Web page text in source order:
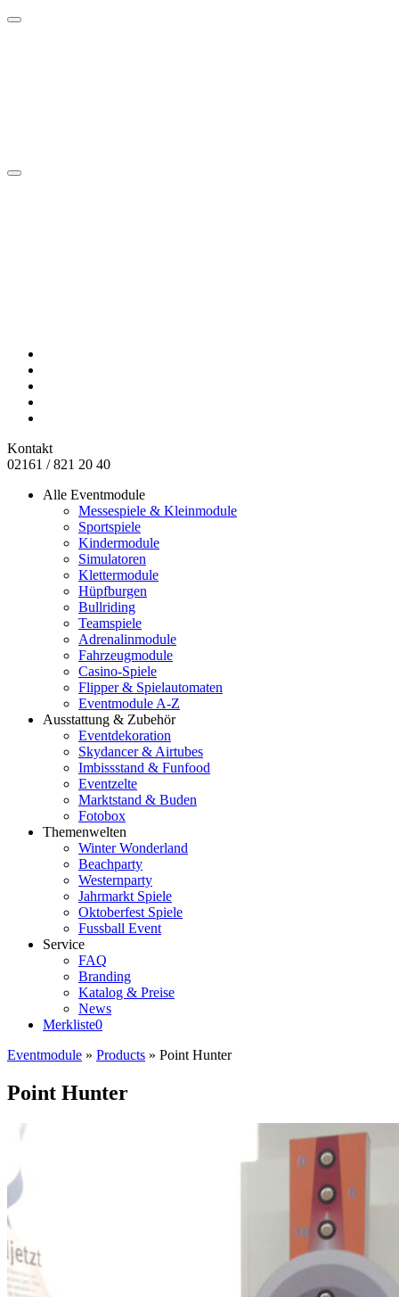
Kontakt
02161 / 821 20 40
Alle Eventmodule
Messespiele & Kleinmodule
Sportspiele
Kindermodule
Simulatoren
Klettermodule
Hüpfburgen
Bullriding
Teamspiele
Adrenalinmodule
Fahrzeugmodule
Casino-Spiele
Flipper & Spielautomaten
Eventmodule A-Z
Ausstattung & Zubehör
Eventdekoration
Skydancer & Airtubes
Imbissstand & Funfood
Eventzelte
Marktstand & Buden
Fotobox
Themenwelten
Winter Wonderland
Beachparty
Westernparty
Jahrmarkt Spiele
Oktoberfest Spiele
Fussball Event
Service
FAQ
Branding
Katalog & Preise
News
Merkliste0
Eventmodule » Products » Point Hunter
Point Hunter